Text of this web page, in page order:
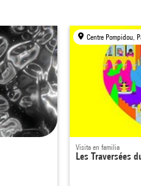
Centre Pompidou,
Visita en familia
Les Traversées